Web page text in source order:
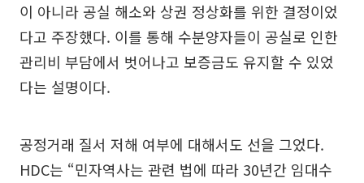
이 아니라 공실 해소와 상권 정상화를 위한 결정이었
다고 주장했다. 이를 통해 수분양자들이 공실로 인한
관리비 부담에서 벗어나고 보증금도 유지할 수 있었
다는 설명이다.
공정거래 질서 저해 여부에 대해서도 선을 그었다.
HDC는 “민자역사는 관련 법에 따라 30년간 임대수